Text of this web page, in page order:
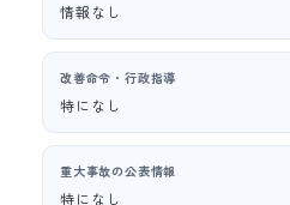
情報なし
改善命令・行政指導
特になし
重大事故の公表情報
特になし